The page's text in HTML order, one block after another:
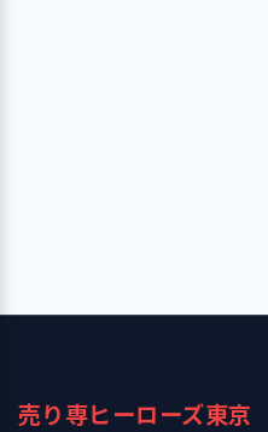
売り専ヒーローズ東京